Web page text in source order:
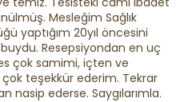
Mesleğim Sağlık
yaptığım 20yıl öncesini
Resepsiyondan en uç
çok samimi, içten ve
teşekkür ederim. Tekrar
nasip ederse. Saygılarımla.